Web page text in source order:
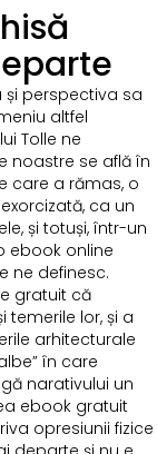
și perspectiva sa
altfel
Tolle ne
noastre se află în
care a rămas, o
ca un
și totuși, într-un
ebook online
ne definesc.
gratuit că
temerile lor, și a
arhitecturale
în care
narativului un
ebook gratuit
opresiunii fizice